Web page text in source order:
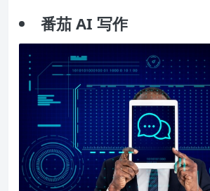
番茄 AI 写作